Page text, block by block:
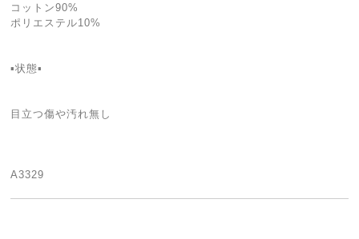
コットン90%
ポリエステル10%
▪状態▪
目立つ傷や汚れ無し
A3329